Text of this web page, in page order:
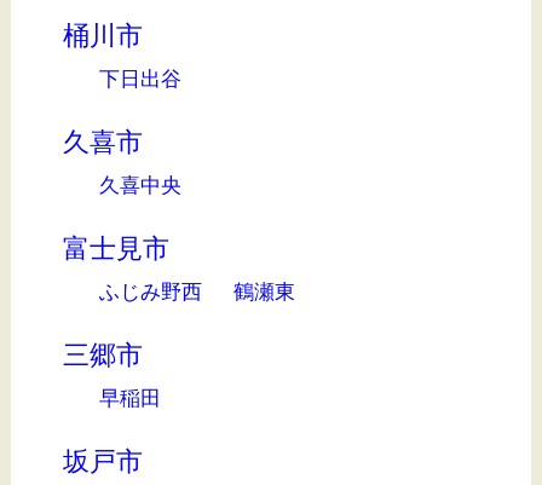
桶川市
下日出谷
久喜市
久喜中央
富士見市
ふじみ野西 鶴瀬東
三郷市
早稲田
坂戸市